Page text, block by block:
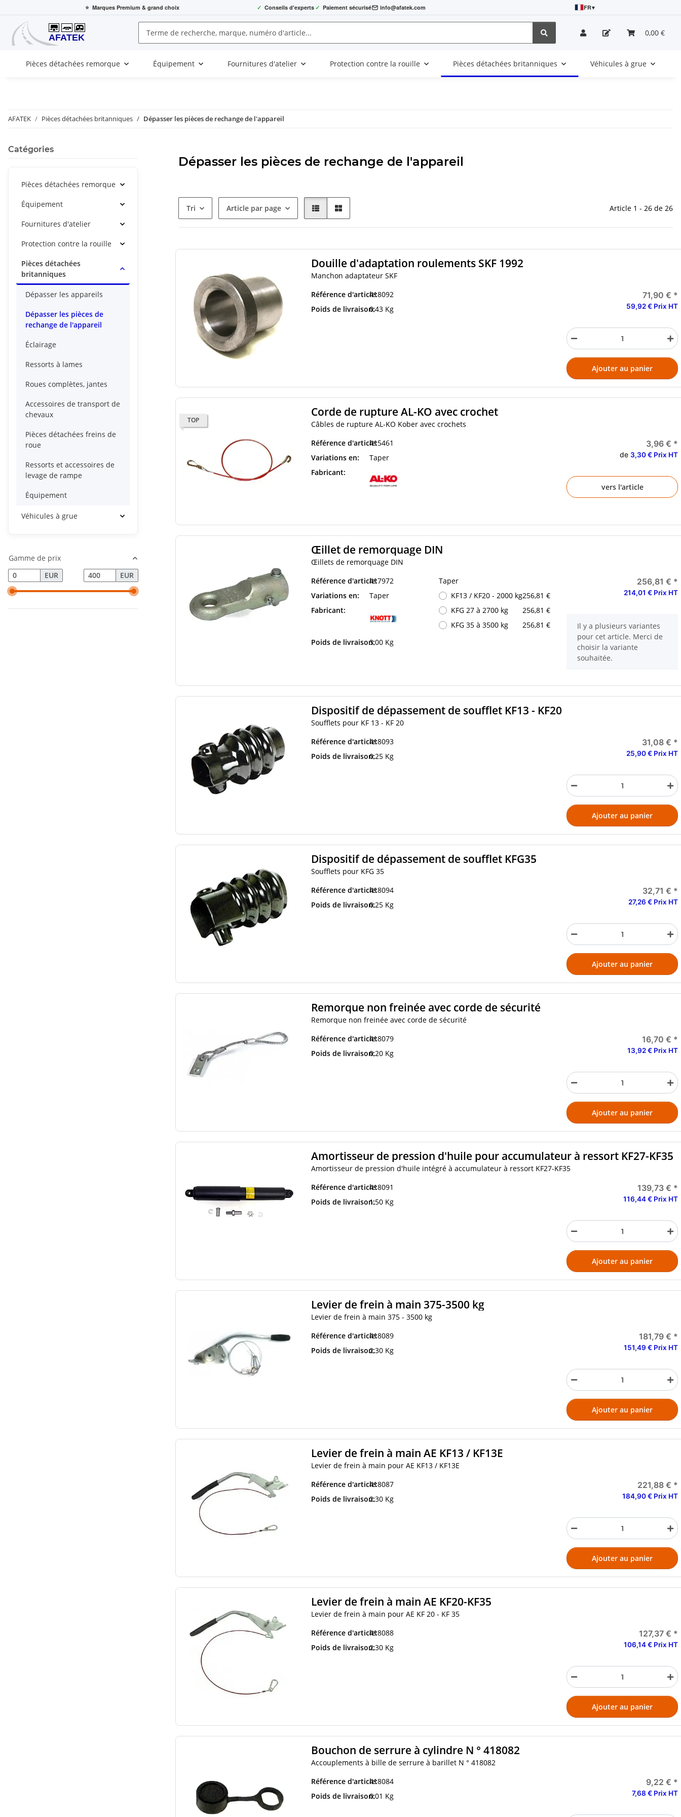
⭐ Marques Premium & grand choix ✓ Conseils d'experts ✓ Paiement sécurisé info@afatek.com FR▾
0,00 €
Pièces détachées remorque Équipement Fournitures d'atelier Protection contre la rouille Pièces détachées britanniques Véhicules à grue
AFATEK Pièces détachées britanniques Dépasser les pièces de rechange de l'appareil
Dépasser les pièces de rechange de l'appareil
Tri Article par page Article 1 - 26 de 26
Douille d'adaptation roulements SKF 1992
Manchon adaptateur SKF
Référence d'article:418092
Poids de livraison:0,43 Kg
71,90 € *
59,92 € Prix HT
Ajouter au panier
TOP
Corde de rupture AL-KO avec crochet
Câbles de rupture AL-KO Kober avec crochets
Référence d'article:415461
Variations en:
Taper
Fabricant:
de
3,96 € *
3,30 € Prix HT
vers l'article
Œillet de remorquage DIN
Œillets de remorquage DIN
Référence d'article:417972
Variations en:
Taper
Fabricant:
Poids de livraison:3,00 Kg
Taper
KF13 / KF20 - 2000 kg256,81 €
KFG 27 à 2700 kg
256,81 €
KFG 35 à 3500 kg
256,81 €
256,81 € *
214,01 € Prix HT
x
Il y a plusieurs variantes
pour cet article. Merci de
choisir la variante
souhaitée.
Dispositif de dépassement de soufflet KF13 - KF20
Soufflets pour KF 13 - KF 20
Référence d'article:418093
Poids de livraison:0,25 Kg
31,08 € *
25,90 € Prix HT
Ajouter au panier
Dispositif de dépassement de soufflet KFG35
Soufflets pour KFG 35
Référence d'article:418094
Poids de livraison:0,25 Kg
32,71 € *
27,26 € Prix HT
Ajouter au panier
Remorque non freinée avec corde de sécurité
Remorque non freinée avec corde de sécurité
Référence d'article:418079
Poids de livraison:0,20 Kg
16,70 € *
13,92 € Prix HT
Ajouter au panier
Amortisseur de pression d'huile pour accumulateur à ressort KF27-KF35
Amortisseur de pression d'huile intégré à accumulateur à ressort KF27-KF35
Référence d'article:418091
Poids de livraison:1,50 Kg
139,73 € *
116,44 € Prix HT
Ajouter au panier
Levier de frein à main 375-3500 kg
Levier de frein à main 375 - 3500 kg
Référence d'article:418089
Poids de livraison:2,30 Kg
181,79 € *
151,49 € Prix HT
Ajouter au panier
Levier de frein à main AE KF13 / KF13E
Levier de frein à main pour AE KF13 / KF13E
Référence d'article:418087
Poids de livraison:2,30 Kg
221,88 € *
184,90 € Prix HT
Ajouter au panier
Levier de frein à main AE KF20-KF35
Levier de frein à main pour AE KF 20 - KF 35
Référence d'article:418088
Poids de livraison:2,30 Kg
127,37 € *
106,14 € Prix HT
Ajouter au panier
Bouchon de serrure à cylindre N ° 418082
Accouplements à bille de serrure à barillet N ° 418082
Référence d'article:418084
Poids de livraison:0,01 Kg
9,22 € *
7,68 € Prix HT
Catégories
Pièces détachées remorque
Équipement
Fournitures d'atelier
Protection contre la rouille
Pièces détachées
britanniques
Dépasser les appareils
Dépasser les pièces de
rechange de l'appareil
Éclairage
Ressorts à lames
Roues complètes, jantes
Accessoires de transport de
chevaux
Pièces détachées freins de
roue
Ressorts et accessoires de
levage de rampe
Équipement
Véhicules à grue
Gamme de prix
EUR
EUR